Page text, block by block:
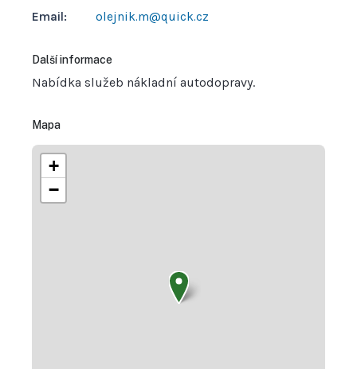
Email:
olejnik.m@quick.cz
Další informace
Nabídka služeb nákladní autodopravy.
Mapa
+
−